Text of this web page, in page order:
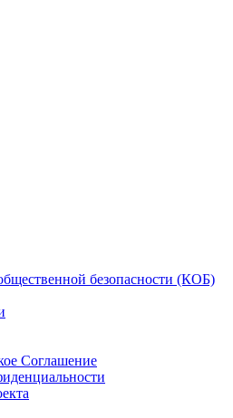
безопасности (КОБ)
Соглашение